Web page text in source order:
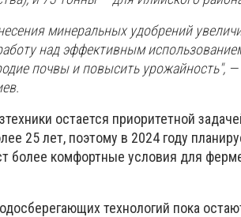
минеральных удобрений
над эффективным
почвы и повысить урожайность",
остается приоритетной
25 лет, поэтому в 2024 году
более комфортные условия для
технологий пока